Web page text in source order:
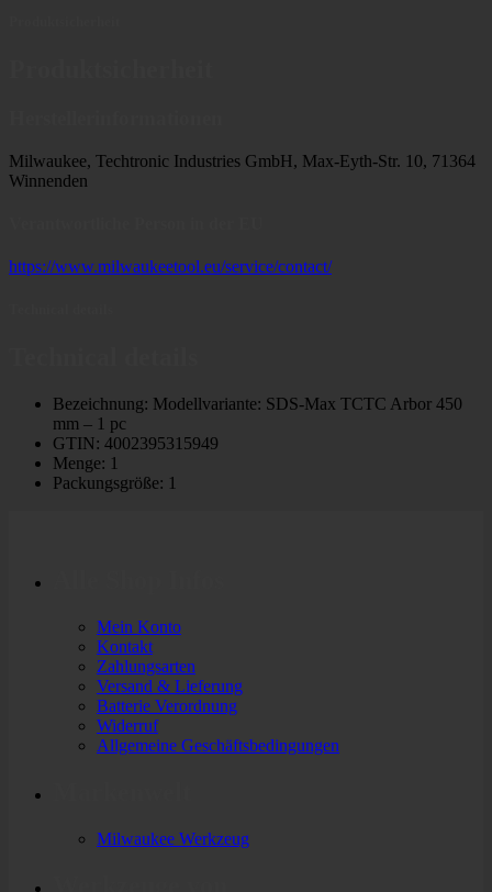
Milwaukee, Techtronic Industries GmbH, Max-Eyth-Str. 10, 71364
Winnenden
https://www.milwaukeetool.eu/service/contact/
Bezeichnung: Modellvariante: SDS-Max TCTC Arbor 450
mm – 1 pc
GTIN: 4002395315949
Menge: 1
Packungsgröße: 1
Mein Konto
Kontakt
Zahlungsarten
Versand & Lieferung
Batterie Verordnung
Widerruf
Allgemeine Geschäftsbedingungen
Milwaukee Werkzeug